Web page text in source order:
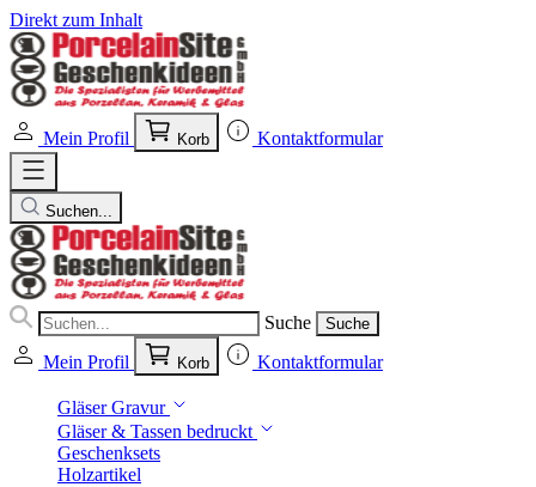
Direkt zum Inhalt
Mein Profil Korb Kontaktformular
Suchen...
Suche Suche
Mein Profil Korb Kontaktformular
Gläser Gravur
Gläser & Tassen bedruckt
Geschenksets
Holzartikel